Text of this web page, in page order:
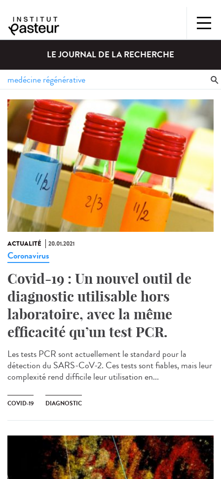
LE JOURNAL DE LA RECHERCHE
ACTUALITÉ 20.01.2021
Coronavirus
Covid-19 : Un nouvel outil de
diagnostic utilisable hors
laboratoire, avec la même
efficacité qu’un test PCR.
Les tests PCR sont actuellement le standard pour la
détection du SARS-CoV-2. Ces tests sont fiables, mais leur
complexité rend difficile leur utilisation en...
COVID-19 DIAGNOSTIC